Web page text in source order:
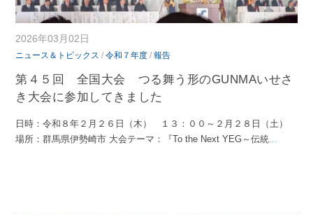
2026年03月02日
ニュース＆トピックス /令和７年度 /報告
第４５回 全国大会 つる舞う形のGUNMAいせさ
き大会に参加してきました
日時：令和８年２月２６日（木） １３：００～２月２８日（土）
場所：群馬県伊勢崎市 大会テーマ：『To the Next YEG～伝統